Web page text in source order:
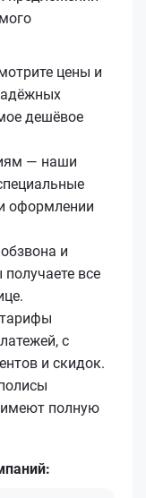
цены и
дешёвое
— наши
оформлении
и
все
с
и скидок.
имеют полную